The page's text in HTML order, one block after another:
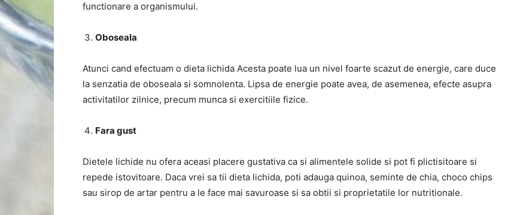
functionare a organismului.
Oboseala
Atunci cand efectuam o dieta lichida Acesta poate lua un nivel foarte scazut de energie, care duce
la senzatia de oboseala si somnolenta. Lipsa de energie poate avea, de asemenea, efecte asupra
activitatilor zilnice, precum munca si exercitiile fizice.
Fara gust
Dietele lichide nu ofera aceasi placere gustativa ca si alimentele solide si pot fi plictisitoare si
repede istovitoare. Daca vrei sa tii dieta lichida, poti adauga quinoa, seminte de chia, choco chips
sau sirop de artar pentru a le face mai savuroase si sa obtii si proprietatile lor nutritionale.